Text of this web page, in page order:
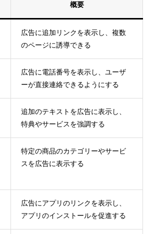
概要
広告に追加リンクを表示し、複数
のページに誘導できる
広告に電話番号を表示し、ユーザ
ーが直接連絡できるようにする
追加のテキストを広告に表示し、
特典やサービスを強調する
特定の商品のカテゴリーやサービ
スを広告に表示する
広告にアプリのリンクを表示し、
アプリのインストールを促進する